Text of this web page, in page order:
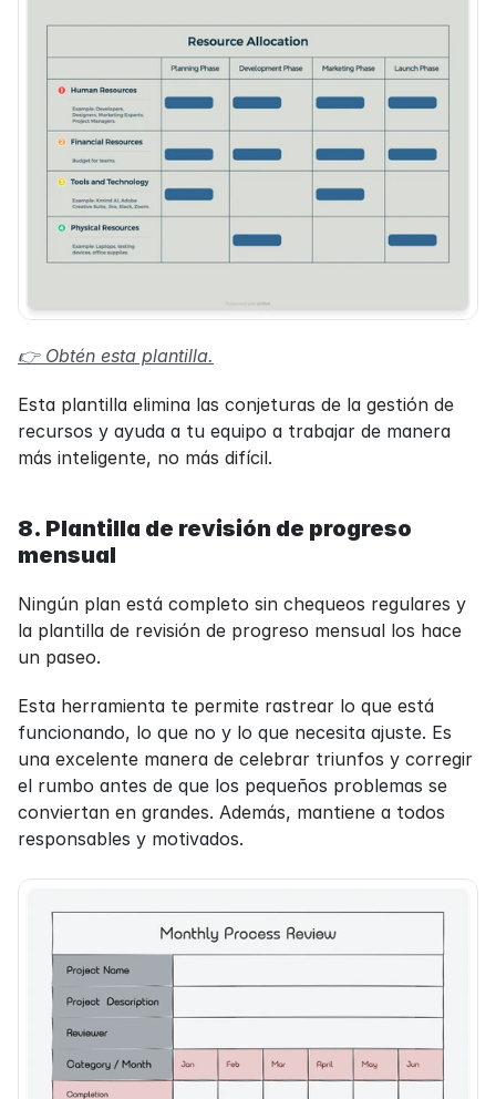
👉 Obtén esta plantilla.
Esta plantilla elimina las conjeturas de la gestión de
recursos y ayuda a tu equipo a trabajar de manera
más inteligente, no más difícil.
8. Plantilla de revisión de progreso
mensual
Ningún plan está completo sin chequeos regulares y
la plantilla de revisión de progreso mensual los hace
un paseo.
Esta herramienta te permite rastrear lo que está
funcionando, lo que no y lo que necesita ajuste. Es
una excelente manera de celebrar triunfos y corregir
el rumbo antes de que los pequeños problemas se
conviertan en grandes. Además, mantiene a todos
responsables y motivados.